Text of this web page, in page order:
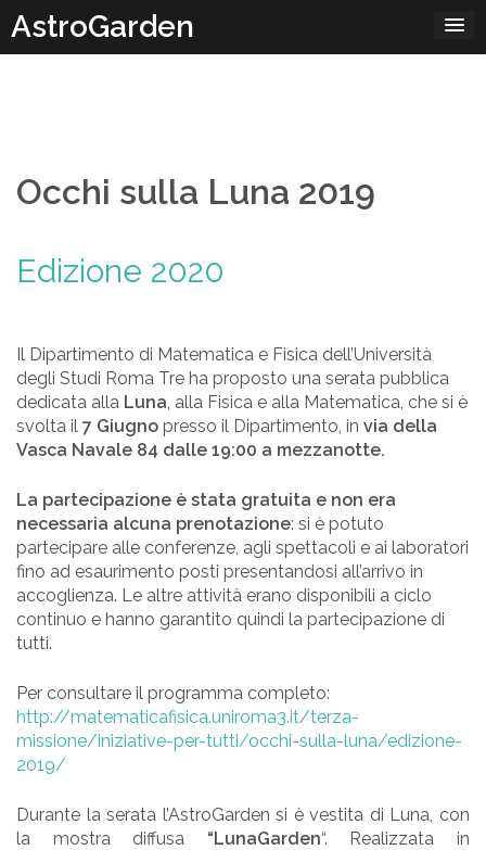
Passa
al
contenuto
AstroGarden
Occhi sulla Luna 2019
Edizione 2020
Il Dipartimento di Matematica e Fisica dell’Università
degli Studi Roma Tre ha proposto una serata pubblica
dedicata alla Luna, alla Fisica e alla Matematica, che si è
svolta il 7 Giugno presso il Dipartimento, in via della
Vasca Navale 84 dalle 19:00 a mezzanotte.
La partecipazione è stata gratuita e non era
necessaria alcuna prenotazione: si è potuto
partecipare alle conferenze, agli spettacoli e ai laboratori
fino ad esaurimento posti presentandosi all’arrivo in
accoglienza. Le altre attività erano disponibili a ciclo
continuo e hanno garantito quindi la partecipazione di
tutti.
Per consultare il programma completo:
http://matematicafisica.uniroma3.it/terza-
missione/iniziative-per-tutti/occhi-sulla-luna/edizione-
2019/
Durante la serata l’AstroGarden si è vestita di Luna, con
la mostra diffusa “LunaGarden“. Realizzata in